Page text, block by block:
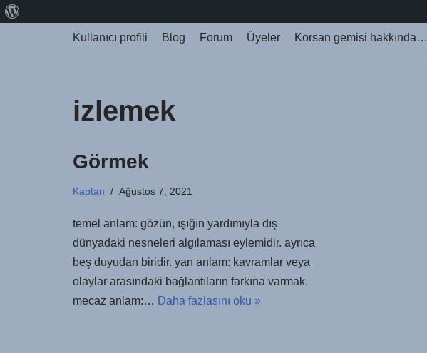
Kullanıcı profili Blog Forum Üyeler Korsan gemisi hakkında…
izlemek
Görmek
Kaptan Ağustos 7, 2021
temel anlam: gözün, ışığın yardımıyla dış
dünyadaki nesneleri algılaması eylemidir. ayrıca
beş duyudan biridir. yan anlam: kavramlar veya
olaylar arasındaki bağlantıların farkına varmak.
mecaz anlam:… Daha fazlasını oku »